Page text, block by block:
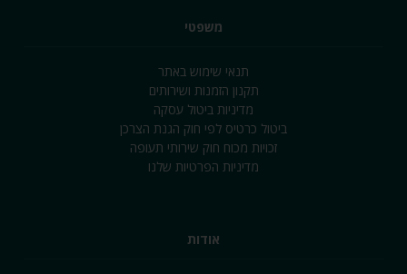
משפטי
תנאי שימוש באתר
תקנון הזמנות ושירותים
מדיניות ביטול עסקה
ביטול כרטיס לפי חוק הגנת הצרכן
זכויות מכוח חוק שירותי תעופה
מדיניות הפרטיות שלנו
אודות